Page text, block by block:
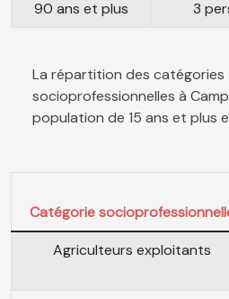
90 ans et plus
3
La répartition des catégories
socioprofessionnelles à
population de 15 ans et plus
Catégorie
Agriculteurs exploitants